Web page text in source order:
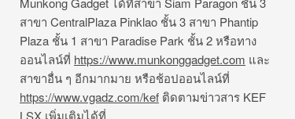
สาขา CentralPlaza Pinklao ชั้น 3 สาขา Phantip
Plaza ชั้น 1 สาขา Paradise Park ชั้น 2 หรือทาง
ออนไลน์ที่ https://www.munkonggadget.com และ
สาขาอื่น ๆ อีกมากมาย หรือช้อปออนไลน์ที่
https://www.vgadz.com/kef ติดตามข่าวสาร KEF
LSX เพิ่มเติมได้ที่